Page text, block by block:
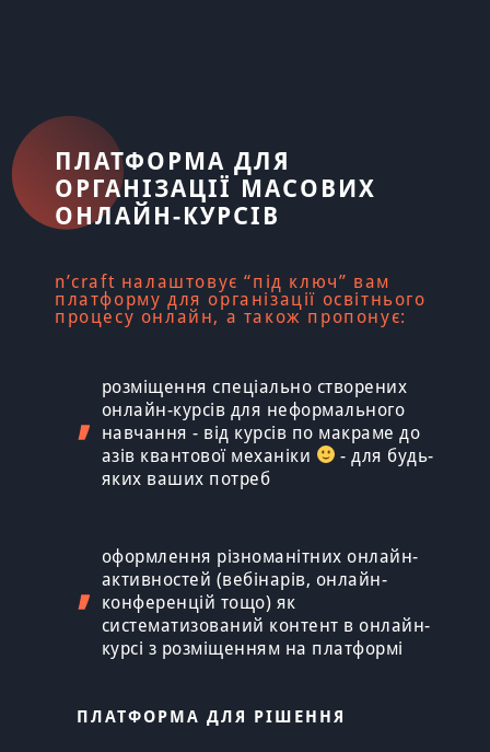
ПЛАТФОРМА ДЛЯ
ОРГАНІЗАЦІЇ МАСОВИХ
ОНЛАЙН-КУРСІВ
n’craft налаштовує “під ключ” вам
платформу для організації освітнього
процесу онлайн, а також пропонує:
розміщення спеціально створених
онлайн-курсів для неформального
навчання - від курсів по макраме до
азів квантової механіки
- для будь-
яких ваших потреб
оформлення різноманітних онлайн-
активностей (вебінарів, онлайн-
конференцій тощо) як
систематизований контент в онлайн-
курсі з розміщенням на платформі
ПЛАТФОРМА ДЛЯ РІШЕННЯ